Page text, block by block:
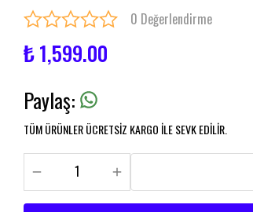
0 Değerlendirme
₺ 1,599.00
Paylaş:
TÜM ÜRÜNLER ÜCRETSİZ KARGO İLE SEVK EDİLİR.